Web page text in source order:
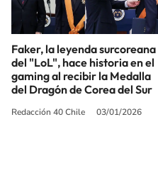
Faker, la leyenda surcoreana
del "LoL", hace historia en el
gaming al recibir la Medalla
del Dragón de Corea del Sur
Redacción 40 Chile 03/01/2026